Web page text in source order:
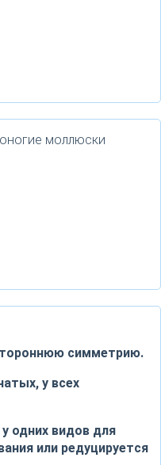
моллюски
симметрию.
у всех
одних видов для
или редуцируется